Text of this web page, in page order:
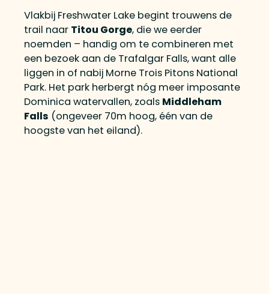
Vlakbij Freshwater Lake begint trouwens de
trail naar Titou Gorge, die we eerder
noemden – handig om te combineren met
een bezoek aan de Trafalgar Falls, want alle
liggen in of nabij Morne Trois Pitons National
Park. Het park herbergt nóg meer imposante
Dominica watervallen, zoals Middleham
Falls (ongeveer 70m hoog, één van de
hoogste van het eiland).